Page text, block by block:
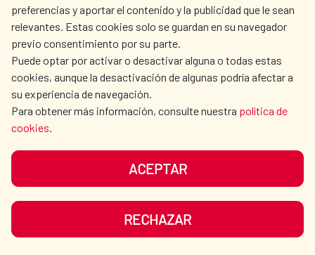
preferencias y aportar el contenido y la publicidad que le sean
relevantes. Estas cookies solo se guardan en su navegador
previo consentimiento por su parte.
Puede optar por activar o desactivar alguna o todas estas
cookies, aunque la desactivación de algunas podría afectar a
su experiencia de navegación.
Para obtener más información, consulte nuestra política de
cookies.
ACEPTAR
RECHAZAR
OUR SOCIAL MEDIA
DATA PROTECTION
SITEMAP